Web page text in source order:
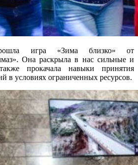
игра «Зима близко» от
Она раскрыла в нас сильные и
прокачала навыки принятия
в условиях ограниченных ресурсов.